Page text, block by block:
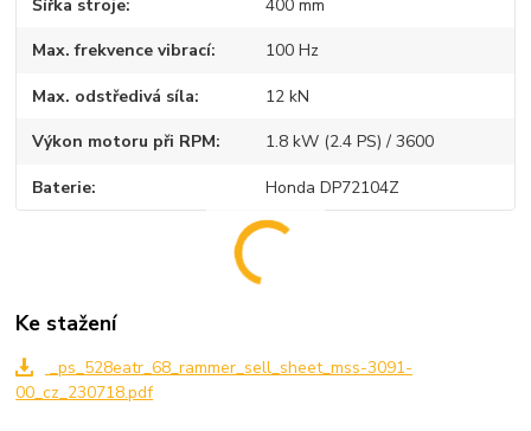
Šířka stroje 400 mm
Max. frekvence vibrací 100 Hz
Max. odstředivá síla 12 kN
Výkon motoru při RPM 1.8 kW (2.4 PS) / 3600
Baterie Honda DP72104Z
Ke stažení
_ps_528eatr_68_rammer_sell_sheet_mss-3091-
00_cz_230718.pdf